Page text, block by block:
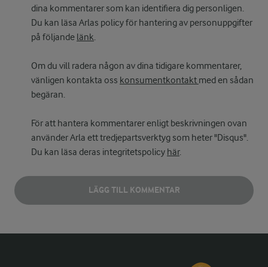
dina kommentarer som kan identifiera dig personligen.
Du kan läsa Arlas policy för hantering av personuppgifter
på följande länk.
Om du vill radera någon av dina tidigare kommentarer,
vänligen kontakta oss konsumentkontakt med en sådan
begäran.
För att hantera kommentarer enligt beskrivningen ovan
använder Arla ett tredjepartsverktyg som heter "Disqus".
Du kan läsa deras integritetspolicy här.
LÄGG TILL KOMMENTAR